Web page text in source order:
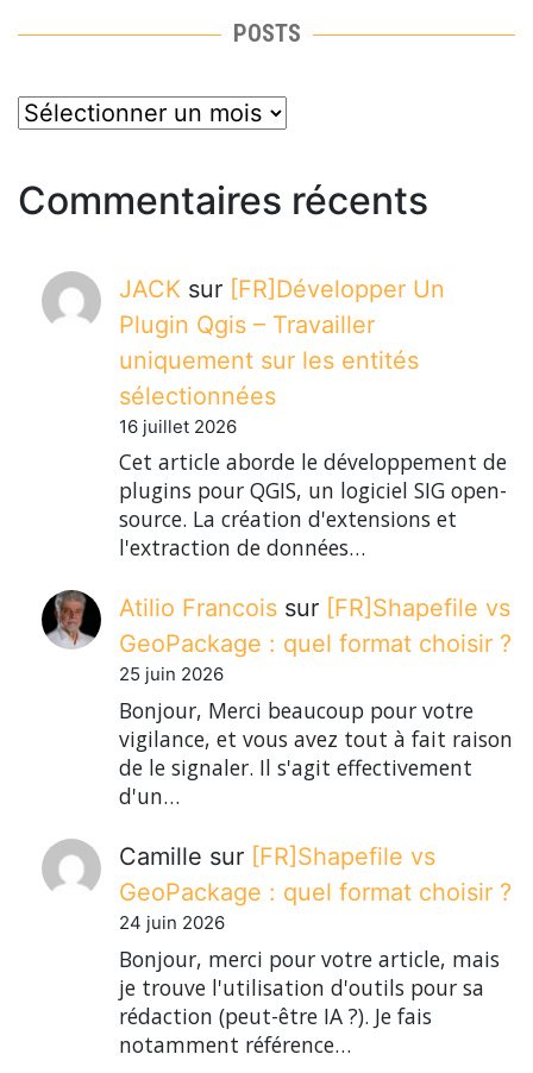
POSTS
posts
Commentaires récents
JACK sur [FR]Développer Un
Plugin Qgis – Travailler
uniquement sur les entités
sélectionnées
16 juillet 2026
Cet article aborde le développement de
plugins pour QGIS, un logiciel SIG open-
source. La création d'extensions et
l'extraction de données…
Atilio Francois sur
[FR]Shapefile vs
GeoPackage : quel format choisir ?
25 juin 2026
Bonjour, Merci beaucoup pour votre
vigilance, et vous avez tout à fait raison
de le signaler. Il s'agit effectivement
d'un…
Camille sur [FR]Shapefile vs
GeoPackage : quel format choisir ?
24 juin 2026
Bonjour, merci pour votre article, mais
je trouve l'utilisation d'outils pour sa
rédaction (peut-être IA ?). Je fais
notamment référence…